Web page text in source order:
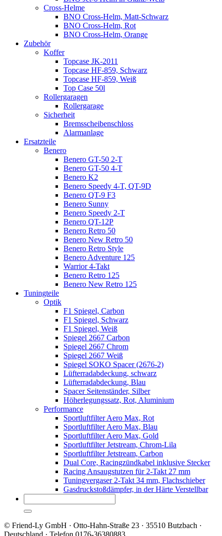
Cross-Helme
BNO Cross-Helm, Matt-Schwarz
BNO Cross-Helm, Rot
BNO Cross-Helm, Orange
Zubehör
Koffer
Topcase JK-2011
Topcase HF-859, Schwarz
Topcase HF-859, Weiß
Top Case 50l
Rollergaragen
Rollergarage
Sicherheit
Bremsscheibenschloss
Alarmanlage
Ersatzteile
Benero
Benero GT-50 2-T
Benero GT-50 4-T
Benero K2
Benero Speedy 4-T, QT-9D
Benero QT-9 F3
Benero Sunny
Benero Speedy 2-T
Benero QT-12P
Benero Retro 50
Benero New Retro 50
Benero Retro Style
Benero Adventure 125
Warrior 4-Takt
Benero Retro 125
Benero New Retro 125
Tuningteile
Optik
F1 Spiegel, Carbon
F1 Spiegel, Schwarz
F1 Spiegel, Weiß
Spiegel 2667 Carbon
Spiegel 2667 Chrom
Spiegel 2667 Weiß
Spiegel SOKO Spacer (2676-2)
Lüfterradabdeckung, schwarz
Lüfterradabdeckung, Blau
Spacer Seitenständer, Silber
Höherlegungssatz, Rot, Aluminium
Performance
Sportluftfilter Aero Max, Rot
Sportluftfilter Aero Max, Blau
Sportluftfilter Aero Max, Gold
Sportluftfilter Jetstream, Chrom-Lila
Sportluftfilter Jetstream, Carbon
Dual Core, Racingzündkabel inklusive Stecker
Racing Ansaugstutzen für 2-Takt 27 mm
Tuningvergaser 2-Takt 34 mm, Flachschieber
Gasdruckstoßdämpfer, in der Härte Verstellbar
© Friend-Ly GmbH · Otto-Hahn-Straße 23 · 35510 Butzbach ·